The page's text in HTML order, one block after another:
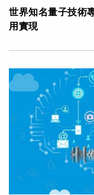
世界知名量子技術
用實現